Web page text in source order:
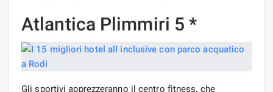
Atlantica Plimmiri 5 *
Gli sportivi apprezzeranno il centro fitness, che